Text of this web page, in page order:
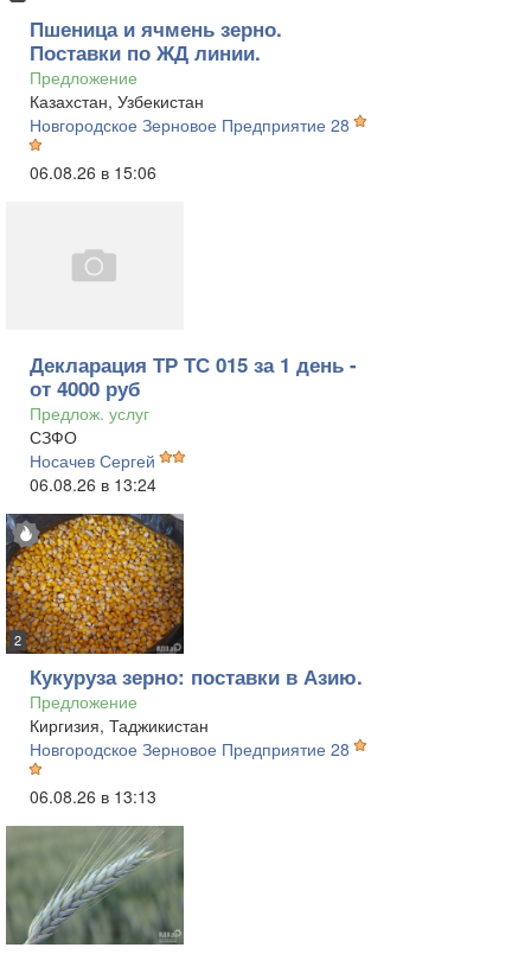
Пшеница и ячмень зерно.
Поставки по ЖД линии.
Предложение
Казахстан, Узбекистан
Новгородское Зерновое Предприятие 28
06.08.26 в 15:06
Декларация ТР ТС 015 за 1 день -
от 4000 руб
Предлож. услуг
СЗФО
Носачев Сергей
06.08.26 в 13:24
2
Кукуруза зерно: поставки в Азию.
Предложение
Киргизия, Таджикистан
Новгородское Зерновое Предприятие 28
06.08.26 в 13:13